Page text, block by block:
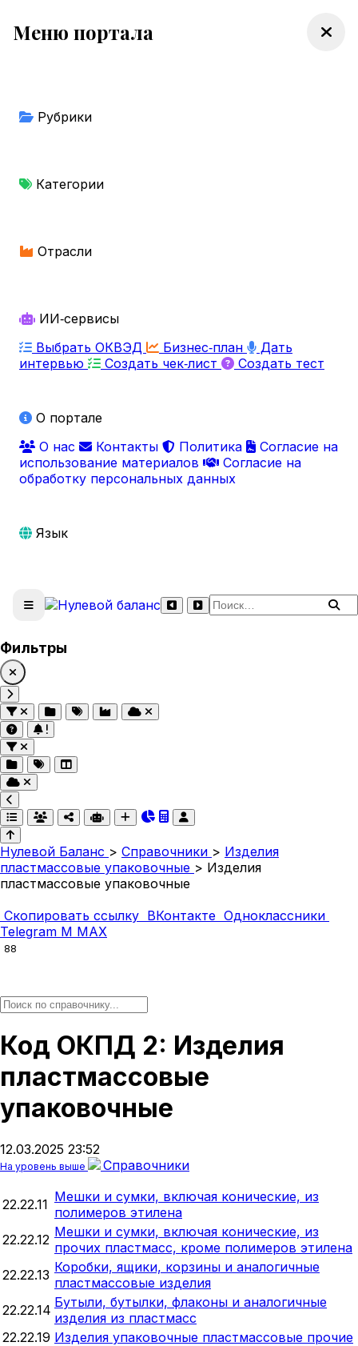
Меню портала
Рубрики
Категории
Отрасли
ИИ‑сервисы
Выбрать ОКВЭД
Бизнес‑план
Дать
интервью
Создать чек‑лист Создать тест
О портале
О нас
Контакты Политика
Согласие на
использование материалов
Согласие на
обработку персональных данных
Язык
Поиск по сайту
Фильтры
Нулевой Баланс > Справочники > Изделия
пластмассовые упаковочные > Изделия
пластмассовые упаковочные
Скопировать ссылку ВКонтакте Одноклассники
Telegram M MAX
88
Код ОКПД 2: Изделия
пластмассовые
упаковочные
12.03.2025 23:52
На уровень выше Справочники
22.22.11 Мешки и сумки, включая конические, из
полимеров этилена
22.22.12 Мешки и сумки, включая конические, из
прочих пластмасс, кроме полимеров этилена
22.22.13 Коробки, ящики, корзины и аналогичные
пластмассовые изделия
22.22.14 Бутыли, бутылки, флаконы и аналогичные
изделия из пластмасс
22.22.19 Изделия упаковочные пластмассовые прочие